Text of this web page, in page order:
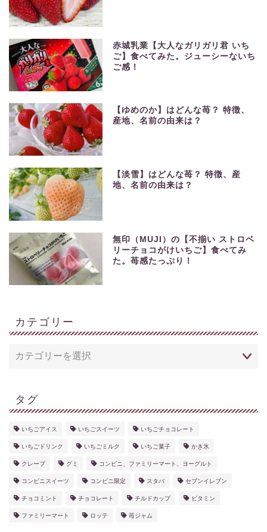
赤城乳業【大人なガリガリ君 いち
ご】食べてみた。ジューシーないち
ご感！
【ゆめのか】はどんな苺？ 特徴、
産地、名前の由来は？
【淡雪】はどんな苺？ 特徴、産
地、名前の由来は？
無印（MUJI）の【不揃い ストロベ
リーチョコがけいちご】食べてみ
た。苺感たっぷり！
カテゴリー
タグ
いちごアイス いちごスイーツ いちごチョコレート
いちごドリンク いちごミルク いちご菓子 かき氷
クレープ グミ コンビニ、ファミリーマート、ヨーグルト
コンビニスイーツ コンビニ限定 スタバ セブンイレブン
チョコミント チョコレート チルドカップ ビタミン
ファミリーマート ロッテ 苺ジャム